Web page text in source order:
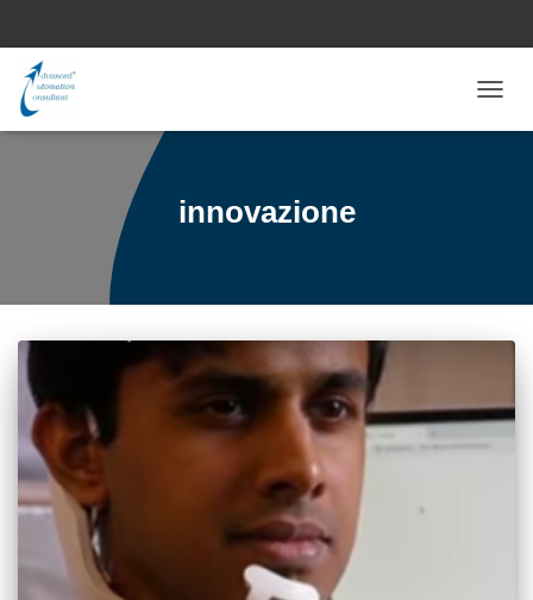
innovazione